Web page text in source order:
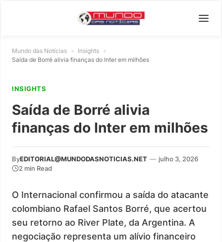
Mundo das Notícias » Insights »
Saída de Borré alivia finanças do Inter em milhões
INSIGHTS
Saída de Borré alivia
finanças do Inter em milhões
ByEDITORIAL@MUNDODASNOTICIAS.NET — julho 3, 2026
2 min Read
O Internacional confirmou a saída do atacante
colombiano Rafael Santos Borré, que acertou
seu retorno ao River Plate, da Argentina. A
negociação representa um alívio financeiro